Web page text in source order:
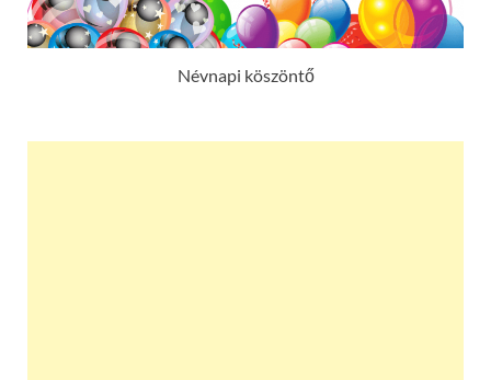
Névnapi köszöntő